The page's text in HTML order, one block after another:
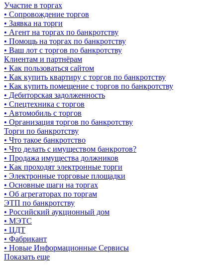
Участие в торгах
• Сопровождение торгов
• Заявка на торги
• Агент на торгах по банкротству
• Помощь на торгах по банкротству
• Ваш лот с торгов по банкротству
Клиентам и партнёрам
• Как пользоваться сайтом
• Как купить квартиру с торгов по банкротству
• Как купить помещение с торгов по банкротству
• Дебиторская задолженность
• Спецтехника с торгов
• Автомобиль с торгов
• Организация торгов по банкротству
Торги по банкротству
• Что такое банкротство
• Что делать с имуществом банкротов?
• Продажа имущества должников
• Как проходят электронные торги
• Электронные торговые площадки
• Основные шаги на торгах
• Об агрегаторах по торгам
ЭТП по банкротству
• Российский аукционный дом
• МЭТС
• ЦДТ
• Фабрикант
• Новые Информационные Сервисы
Показать еще